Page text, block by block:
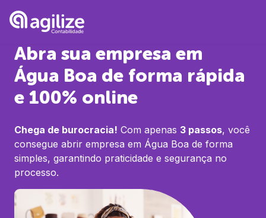
Abra sua empresa em
Água Boa de forma rápida
e 100% online
Chega de burocracia! Com apenas 3 passos, você
consegue abrir empresa em Água Boa de forma
simples, garantindo praticidade e segurança no
processo.